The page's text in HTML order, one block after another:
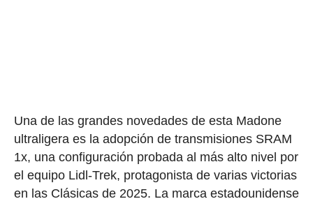
Una de las grandes novedades de esta Madone
ultraligera es la adopción de transmisiones SRAM
1x, una configuración probada al más alto nivel por
el equipo Lidl-Trek, protagonista de varias victorias
en las Clásicas de 2025. La marca estadounidense